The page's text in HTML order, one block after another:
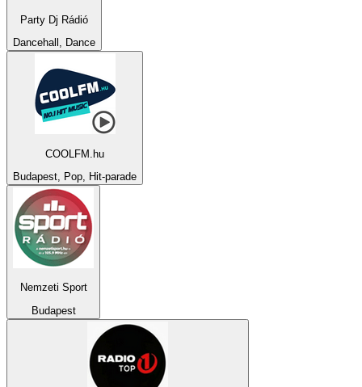
Party Dj Rádió
Dancehall, Dance
COOLFM.hu
Budapest, Pop, Hit-parade
Nemzeti Sport
Budapest